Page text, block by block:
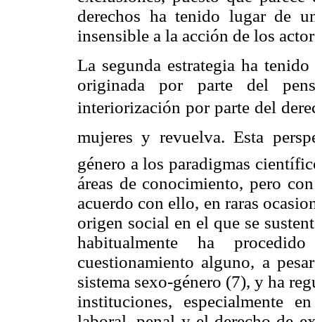
derechos ha tenido lugar de
insensible a la acción de los
La segunda estrategia ha
originada por parte del
interiorización por parte del
mujeres y revuelva. Esta
género a los paradigmas
áreas de conocimiento, pero
acuerdo con ello, en raras
origen social en el que se
habitualmente ha
cuestionamiento alguno, a
sistema sexo-género (7), y ha
instituciones, especialmente